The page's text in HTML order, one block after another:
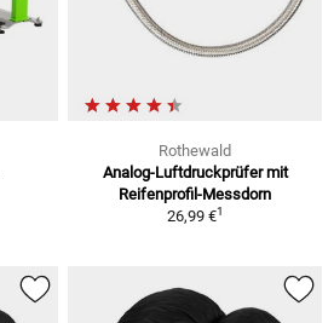
Rothewald
Analog-Luftdruckprüfer mit
Reifenprofil-Messdorn
26,99 €1